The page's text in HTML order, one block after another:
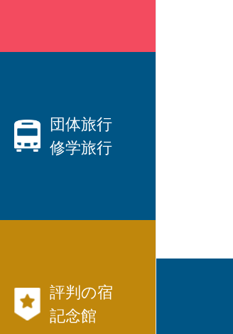
国内旅行
から
ェリー等切符
も発行出来ます。
団体旅行
修学旅行
国内旅行モデル
コース
評判の宿
記念館